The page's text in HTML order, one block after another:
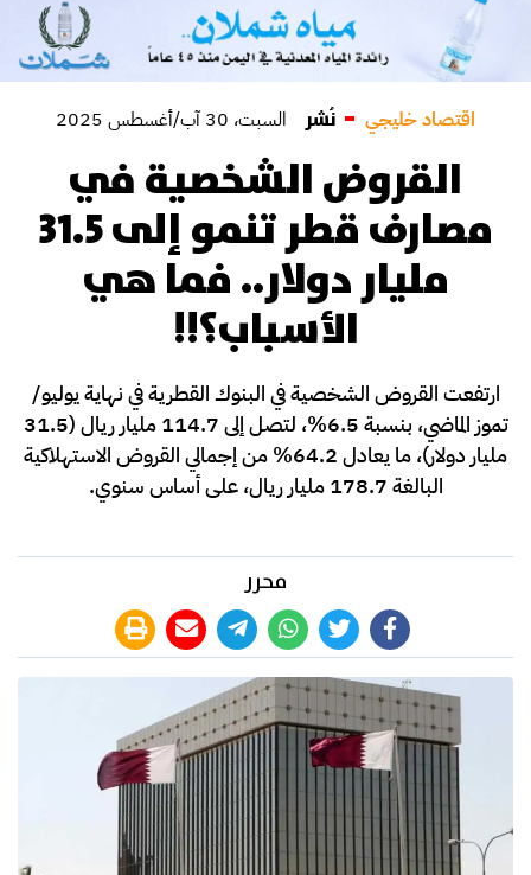
اقتصاد خليجي نُشر السبت، 30 آب/أغسطس 2025
القروض الشخصية في
مصارف قطر تنمو إلى 31.5
مليار دولار.. فما هي
الأسباب؟!!
ارتفعت القروض الشخصية في البنوك القطرية في نهاية يوليو/
تموز الماضي، بنسبة 6.5%، لتصل إلى 114.7 مليار ريال (31.5
مليار دولار)، ما يعادل 64.2% من إجمالي القروض الاستهلاكية
البالغة 178.7 مليار ريال، على أساس سنوي.
محرر